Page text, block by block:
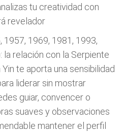
tu creatividad con
revelador
1957, 1969, 1981, 1993,
la relación con la Serpiente
te aporta una sensibilidad
liderar sin mostrar
guiar, convencer o
suaves y observaciones
mantener el perfil